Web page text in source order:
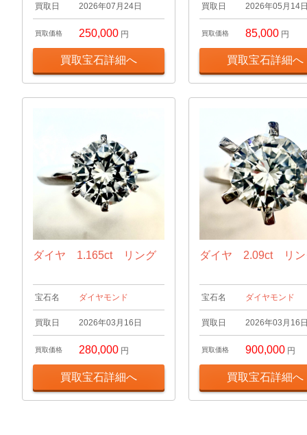
買取日 2026年07月24日
買取価格 250,000 円
買取宝石詳細へ
買取日 2026年05月14
買取価格 85,000 円
買取宝石詳細へ
ダイヤ 1.165ct リング
宝石名 ダイヤモンド
買取日 2026年03月16日
買取価格 280,000 円
買取宝石詳細へ
ダイヤ 2.09ct リン
宝石名 ダイヤモンド
買取日 2026年03月16
買取価格 900,000 円
買取宝石詳細へ